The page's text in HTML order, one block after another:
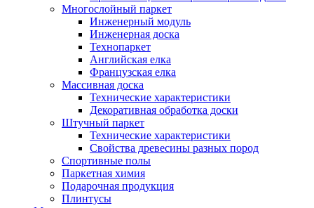
Многослойный паркет
Инженерный модуль
Инженерная доска
Технопаркет
Английская елка
Французская елка
Массивная доска
Технические характеристики
Декоративная обработка доски
Штучный паркет
Технические характеристики
Свойства древесины разных пород
Спортивные полы
Паркетная химия
Подарочная продукция
Плинтусы